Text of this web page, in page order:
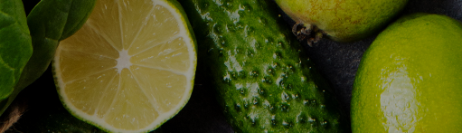
業務受託サービス（BPO）
農産物の生産・調達・販売
Marché+（マルシェプラス）
es-Marché（エスマルシェ）
コーポレートガバナンス
サスティナビリティへの取り組み
ブランドストーリー
関係会社
これまでの歩み
IRライブラリー